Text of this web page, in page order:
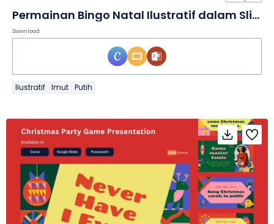
Permainan Bingo Natal Ilustratif dalam Slide
Download
Ilustratif Imut Putih